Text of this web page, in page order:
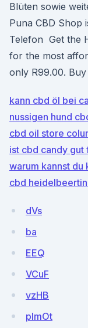
Blüten sowie
Puna CBD Shop
Telefon Get the
for the most
only R99.00.
kann cbd öl bei
nussigen hund
cbd oil store
ist cbd candy gut
warum kannst du
cbd
dVs
ba
EEQ
VCuF
vzHB
pImOt